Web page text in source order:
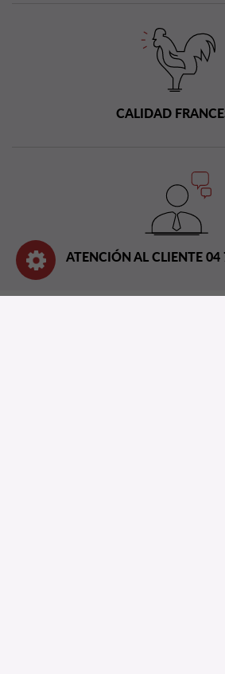
CALIDAD
ATENCIÓN AL CLIENTE